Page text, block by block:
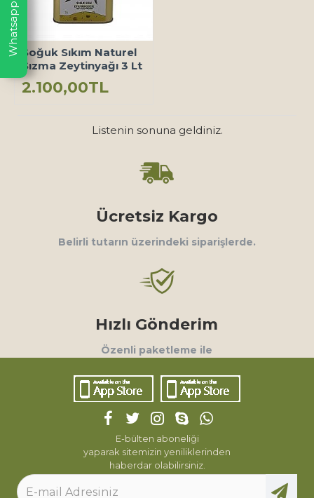
Soğuk Sıkım Naturel
Sızma Zeytinyağı 3 Lt
2.100,00TL
Listenin sonuna geldiniz.
Ücretsiz Kargo
Belirli tutarın üzerindeki siparişlerde.
Hızlı Gönderim
Özenli paketleme ile
E-bülten aboneliği
yaparak sitemizin yeniliklerinden
haberdar olabilirsiniz.
Whatsapp